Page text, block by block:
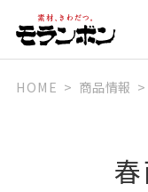
HOME 商品情報